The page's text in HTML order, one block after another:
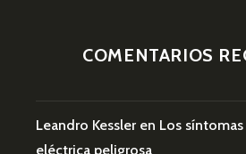
COMENTARIOS
Leandro Kessler en Los
eléctrica peligrosa